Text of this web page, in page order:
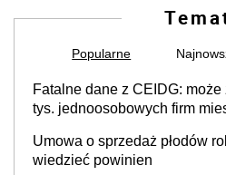
Popularne
Fatalne dane z CEIDG:
tys. jednoosobowych firm
Umowa o sprzedaż płodów
wiedzieć powinien